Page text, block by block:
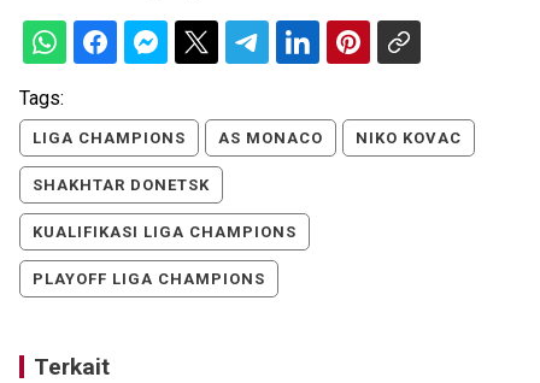
Tags:
LIGA CHAMPIONS AS MONACO NIKO KOVAC
SHAKHTAR DONETSK
KUALIFIKASI LIGA CHAMPIONS
PLAYOFF LIGA CHAMPIONS
Terkait